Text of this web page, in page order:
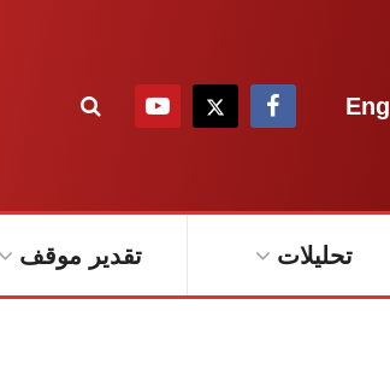
Eng
تحليلات تقدير موقف